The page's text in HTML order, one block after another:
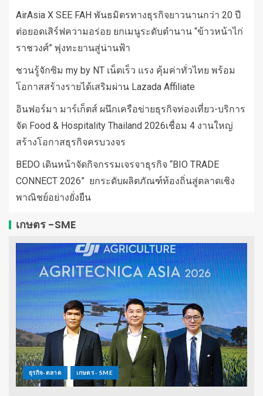
AirAsia X SEE FAH พันธมิตรทางธุรกิจยาวนานกว่า 20 ปี
ต่อยอดเสิร์ฟความอร่อย ยกเมนูระดับตำนาน “ข้าวหน้าไก่
ราชวงศ์” พุ่งทะยานสู่น่านฟ้า
ชวนรู้จักซิม my by NT เน็ตเร็ว แรง คุ้มค่าทั่วไทย พร้อม
โอกาสสร้างรายได้เสริมผ่าน Lazada Affiliate
อินฟอร์มา มาร์เก็ตส์ ผนึกเครือข่ายธุรกิจท่องเที่ยว-บริการ
จัด Food & Hospitality Thailand 2026เชื่อม 4 งานใหญ่
สร้างโอกาสธุรกิจครบวงจร
BEDO เดินหน้าจัดกิจกรรมเจรจาธุรกิจ “BIO TRADE
CONNECT 2026” ยกระดับผลิตภัณฑ์ท้องถิ่นสู่ตลาดเชิง
พาณิชย์อย่างยั่งยืน
เกษตร -SME
ธุรกิจ-ตลาด เกษตร - SME